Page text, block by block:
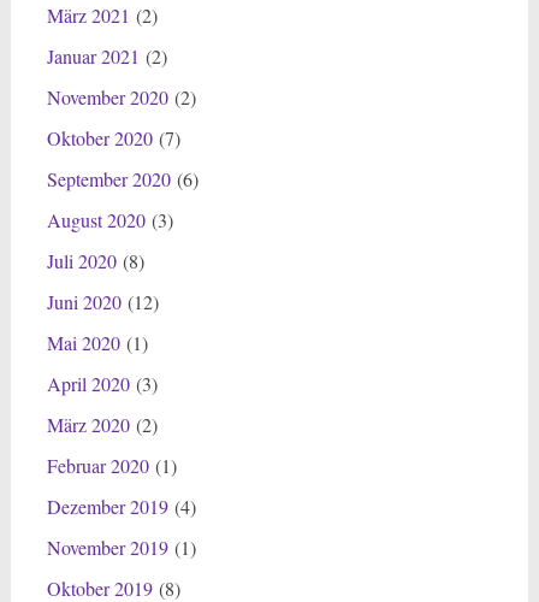
März 2021 (2)
Januar 2021 (2)
November 2020(2)
Oktober 2020(7)
September 2020(6)
August 2020(3)
Juli 2020(8)
Juni 2020(12)
Mai 2020(1)
April 2020(3)
März 2020(2)
Februar 2020(1)
Dezember 2019(4)
November 2019(1)
Oktober 2019(8)